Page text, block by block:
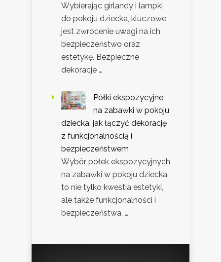
Wybierając girlandy i lampki
do pokoju dziecka, kluczowe
jest zwrócenie uwagi na ich
bezpieczeństwo oraz
estetykę. Bezpieczne
dekoracje …
Półki ekspozycyjne
na zabawki w pokoju
dziecka: jak łączyć dekorację
z funkcjonalnością i
bezpieczeństwem
Wybór półek ekspozycyjnych
na zabawki w pokoju dziecka
to nie tylko kwestia estetyki,
ale także funkcjonalności i
bezpieczeństwa. …